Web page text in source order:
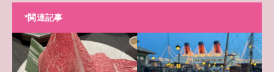
*関連記事